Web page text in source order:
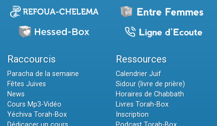
Raccourcis
Paracha de la semaine
Fêtes Juives
News
Cours Mp3-Vidéo
Yéchiva Torah-Box
Ressources
Calendrier Juif
Sidour (livre de prière)
Horaires de Chabbath
Livres Torah-Box
Inscription